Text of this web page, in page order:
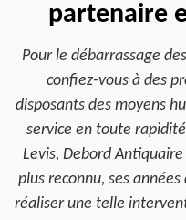
partenaire
Pour le débarrassage
confiez-vous à des
disposants des moyens
service en toute
Levis, Debord
plus reconnu, ses
réaliser une telle